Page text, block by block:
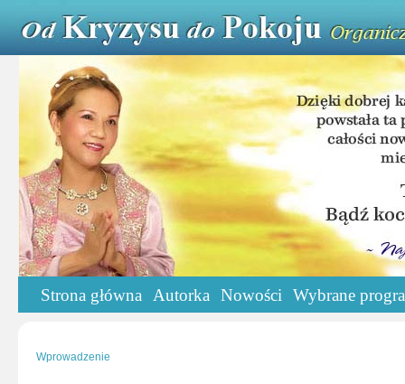
Strona główna Autorka Nowości Wybrane
Wprowadzenie